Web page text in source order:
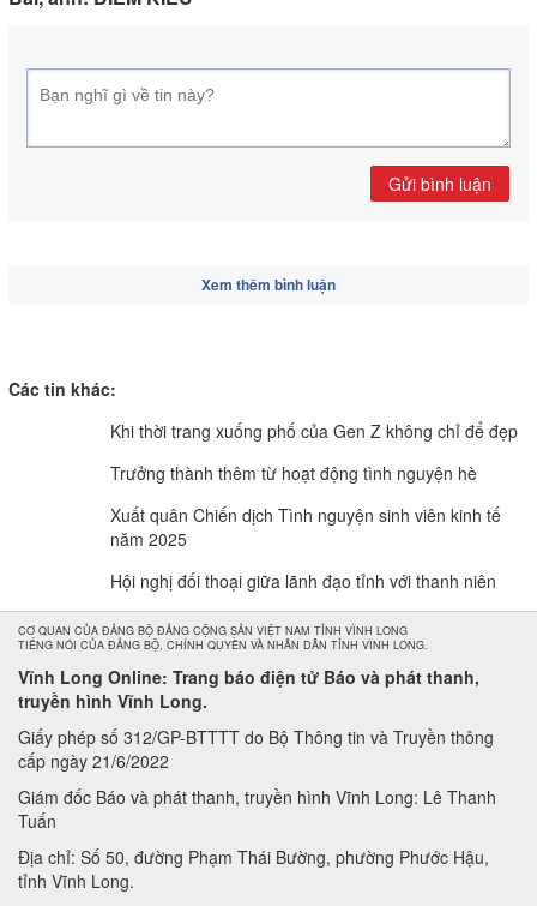
Gửi bình luận
Xem thêm bình luận
Các tin khác:
Khi thời trang xuống phố của Gen Z không chỉ để đẹp
Trưởng thành thêm từ hoạt động tình nguyện hè
Xuất quân Chiến dịch Tình nguyện sinh viên kinh tế
năm 2025
Hội nghị đối thoại giữa lãnh đạo tỉnh với thanh niên
CƠ QUAN CỦA ĐẢNG BỘ ĐẢNG CỘNG SẢN VIỆT NAM TỈNH VĨNH LONG
TIẾNG NÓI CỦA ĐẢNG BỘ, CHÍNH QUYỀN VÀ NHÂN DÂN TỈNH VĨNH LONG.
Vĩnh Long Online: Trang báo điện tử Báo và phát thanh,
truyền hình Vĩnh Long.
Giấy phép số 312/GP-BTTTT do Bộ Thông tin và Truyền thông
cấp ngày 21/6/2022
Giám đốc Báo và phát thanh, truyền hình Vĩnh Long: Lê Thanh
Tuấn
Địa chỉ: Số 50, đường Phạm Thái Bường, phường Phước Hậu,
tỉnh Vĩnh Long.